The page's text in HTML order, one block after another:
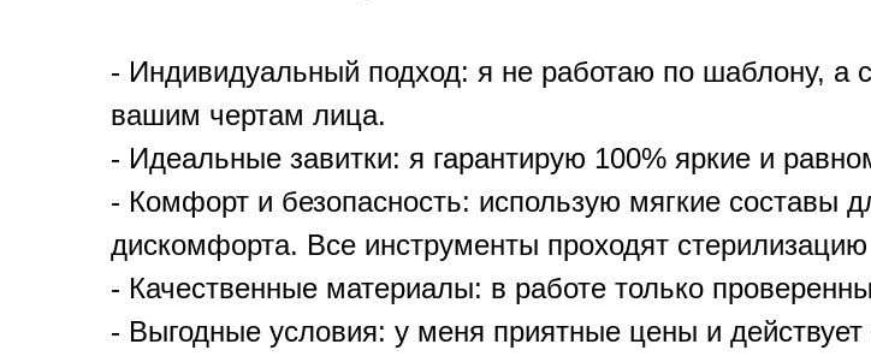
- Индивидуальный подход: я не работаю по шаблону,
вашим чертам лица.
- Идеальные завитки: я гарантирую 100% яркие и
- Комфорт и безопасность: использую мягкие составы
дискомфорта. Все инструменты проходят
- Качественные материалы: в работе только
- Выгодные условия: у меня приятные цены и